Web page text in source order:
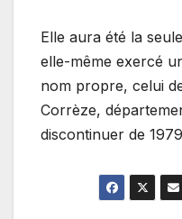
Elle aura été la
elle-même exercé
nom propre, celui
Corrèze,
discontinuer de